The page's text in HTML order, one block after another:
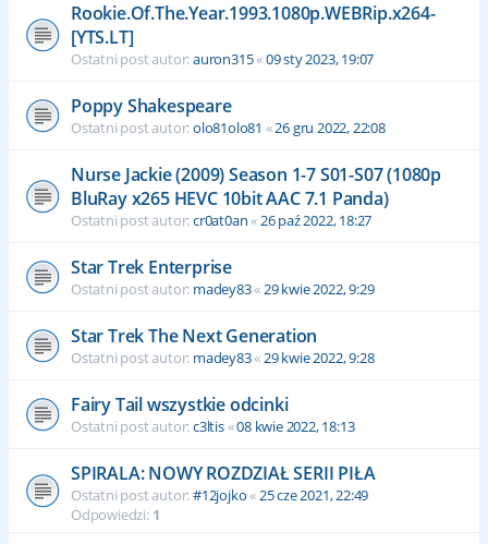
Rookie.Of.The.Year.1993.1080p.WEBRip.x264-
[YTS.LT]
Ostatni post autor:auron315«09 sty 2023, 19:07
Poppy Shakespeare
Ostatni post autor:olo81olo81 «26 gru 2022, 22:08
Nurse Jackie (2009) Season 1-7 S01-S07 (1080p
BluRay x265 HEVC 10bit AAC 7.1 Panda)
Ostatni post autor:cr0at0an«26 paź 2022, 18:27
Star Trek Enterprise
Ostatni post autor: madey83«29 kwie 2022, 9:29
Star Trek The Next Generation
Ostatni post autor: madey83«29 kwie 2022, 9:28
Fairy Tail wszystkie odcinki
Ostatni post autor:c3ltis«08 kwie 2022, 18:13
SPIRALA: NOWY ROZDZIAŁ SERII PIŁA
Ostatni post autor:#12jojko«25 cze 2021, 22:49
Odpowiedzi: 1